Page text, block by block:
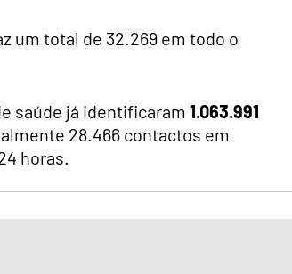
um total de 32.269 em todo o
saúde já identificaram 1.063.991
28.466 contactos em
horas.